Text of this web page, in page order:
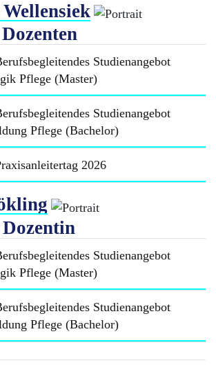
Studienangebot
Pflege (Master)
Studienangebot
Pflege (Bachelor)
2026
Studienangebot
Pflege (Master)
Studienangebot
Pflege (Bachelor)